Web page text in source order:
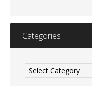
Categories